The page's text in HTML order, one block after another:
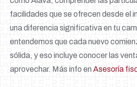
facilidades que se ofrecen desde el
una diferencia significativa en tu
entendemos que cada nuevo
sólida, y eso incluye conocer las
aprovechar. Más info en Asesoría